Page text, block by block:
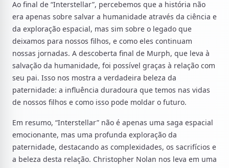
Ao final de “Interstellar”, percebemos que a história não
era apenas sobre salvar a humanidade através da ciência e
da exploração espacial, mas sim sobre o legado que
deixamos para nossos filhos, e como eles continuam
nossas jornadas. A descoberta final de Murph, que leva à
salvação da humanidade, foi possível graças à relação com
seu pai. Isso nos mostra a verdadeira beleza da
paternidade: a influência duradoura que temos nas vidas
de nossos filhos e como isso pode moldar o futuro.
Em resumo, “Interstellar” não é apenas uma saga espacial
emocionante, mas uma profunda exploração da
paternidade, destacando as complexidades, os sacrifícios e
a beleza desta relação. Christopher Nolan nos leva em uma